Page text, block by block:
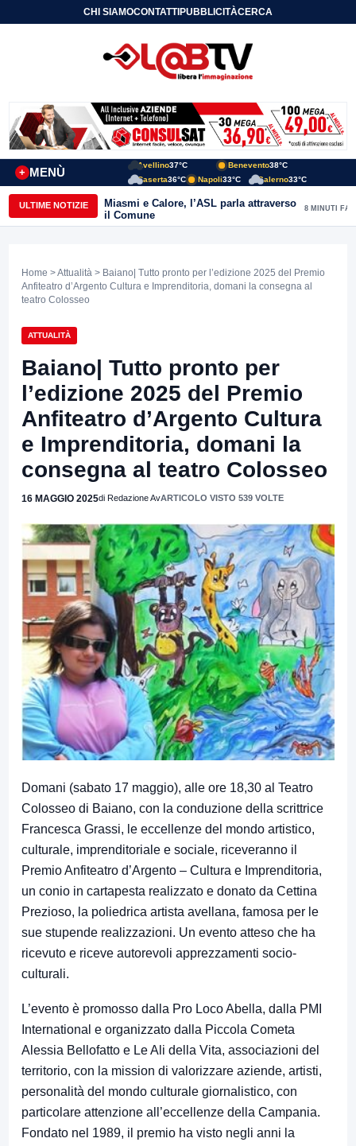
CHI SIAMOCONTATTIPUBBLICITÀCERCA
MENÙ
+
Avellino37°C Benevento38°C
Caserta36°C Napoli33°C Salerno33°C
ULTIME NOTIZIE
Miasmi e Calore, l’ASL parla attraverso
il Comune
8 MINUTI FA
Home >Attualità > Baiano| Tutto pronto per l’edizione 2025 del Premio
Anfiteatro d’Argento Cultura e Imprenditoria, domani la consegna al
teatro Colosseo
ATTUALITÀ
Baiano| Tutto pronto per
l’edizione 2025 del Premio
Anfiteatro d’Argento Cultura
e Imprenditoria, domani la
consegna al teatro Colosseo
16 MAGGIO 2025di Redazione AvARTICOLO VISTO 539 VOLTE
Domani (sabato 17 maggio), alle ore 18,30 al Teatro
Colosseo di Baiano, con la conduzione della scrittrice
Francesca Grassi, le eccellenze del mondo artistico,
culturale, imprenditoriale e sociale, riceveranno il
Premio Anfiteatro d’Argento – Cultura e Imprenditoria,
un conio in cartapesta realizzato e donato da Cettina
Prezioso, la poliedrica artista avellana, famosa per le
sue stupende realizzazioni. Un evento atteso che ha
ricevuto e riceve autorevoli apprezzamenti socio-
culturali.
L’evento è promosso dalla Pro Loco Abella, dalla PMI
International e organizzato dalla Piccola Cometa
Alessia Bellofatto e Le Ali della Vita, associazioni del
territorio, con la mission di valorizzare aziende, artisti,
personalità del mondo culturale giornalistico, con
particolare attenzione all’eccellenze della Campania.
Fondato nel 1989, il premio ha visto negli anni la